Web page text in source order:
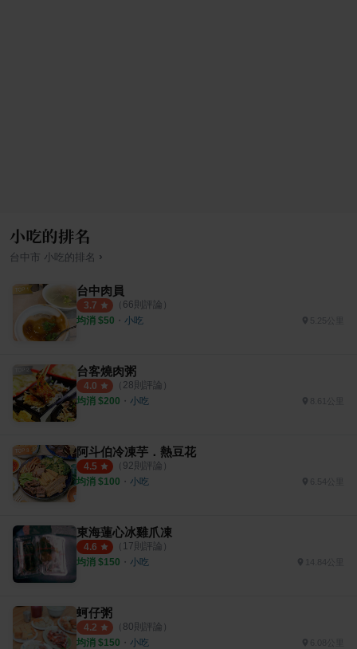
小吃的排名
台中市 小吃 的排名 ›
台中肉員
3.7 （ 66則評論）
均消 $50 ・ 小吃 5.25公里
台客燒肉粥
4.0 （ 28則評論）
均消 $200 ・ 小吃
阿斗伯冷凍芋．熱豆花
4.5 （ 92則評論）
均消 $100 ・ 小吃 6.54公里
東海蓮心冰雞爪凍
4.6 （ 17則評論）
均消 $150 ・ 小吃 14.84公里
蚵仔粥
4.2 （ 80則評論）
均消 $150 ・ 小吃